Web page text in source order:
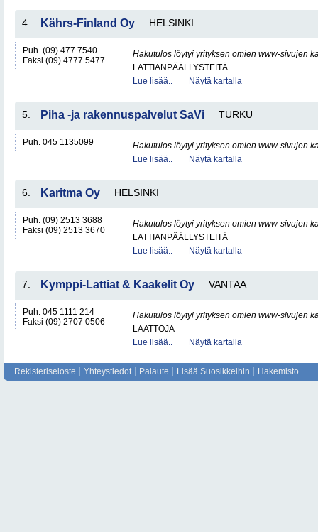
4. Kährs-Finland Oy HELSINKI
Puh. (09) 477 7540
Faksi (09) 4777 5477
Hakutulos löytyi yrityksen omien www-sivujen
LATTIANPÄÄLLYSTEITÄ
Lue lisää..
Näytä kartalla
5. Piha -ja rakennuspalvelut SaVi TURKU
Puh. 045 1135099
Hakutulos löytyi yrityksen omien www-sivujen
Lue lisää..
Näytä kartalla
6. Karitma Oy HELSINKI
Puh. (09) 2513 3688
Faksi (09) 2513 3670
Hakutulos löytyi yrityksen omien www-sivujen
LATTIANPÄÄLLYSTEITÄ
Lue lisää..
Näytä kartalla
7. Kymppi-Lattiat & Kaakelit Oy VANTAA
Puh. 045 1111 214
Faksi (09) 2707 0506
Hakutulos löytyi yrityksen omien www-sivujen
LAATTOJA
Lue lisää..
Näytä kartalla
Rekisteriseloste Yhteystiedot Palaute Lisää Suosikkeihin Hakemisto